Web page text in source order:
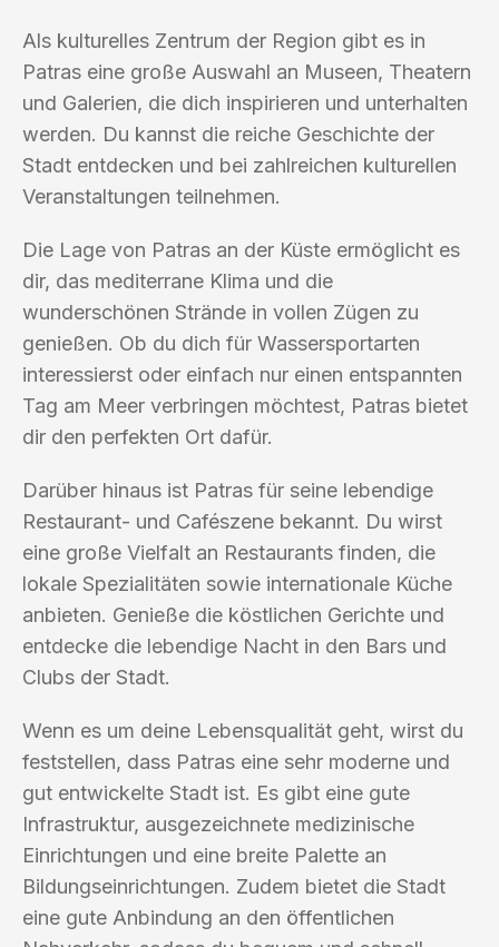
Als kulturelles Zentrum der Region gibt es in
Patras eine große Auswahl an Museen, Theatern
und Galerien, die dich inspirieren und unterhalten
werden. Du kannst die reiche Geschichte der
Stadt entdecken und bei zahlreichen kulturellen
Veranstaltungen teilnehmen.
Die Lage von Patras an der Küste ermöglicht es
dir, das mediterrane Klima und die
wunderschönen Strände in vollen Zügen zu
genießen. Ob du dich für Wassersportarten
interessierst oder einfach nur einen entspannten
Tag am Meer verbringen möchtest, Patras bietet
dir den perfekten Ort dafür.
Darüber hinaus ist Patras für seine lebendige
Restaurant- und Cafészene bekannt. Du wirst
eine große Vielfalt an Restaurants finden, die
lokale Spezialitäten sowie internationale Küche
anbieten. Genieße die köstlichen Gerichte und
entdecke die lebendige Nacht in den Bars und
Clubs der Stadt.
Wenn es um deine Lebensqualität geht, wirst du
feststellen, dass Patras eine sehr moderne und
gut entwickelte Stadt ist. Es gibt eine gute
Infrastruktur, ausgezeichnete medizinische
Einrichtungen und eine breite Palette an
Bildungseinrichtungen. Zudem bietet die Stadt
eine gute Anbindung an den öffentlichen